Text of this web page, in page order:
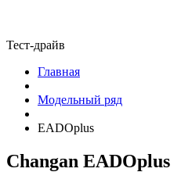
Тест-драйв
Главная
Модельный ряд
EADOplus
Changan EADOplus